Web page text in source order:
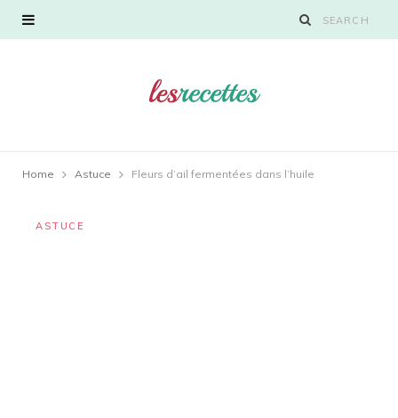
Home Astuce Fleurs d’ail fermentées dans l’huile
ASTUCE